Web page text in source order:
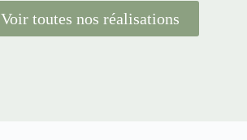
Voir toutes nos réalisations